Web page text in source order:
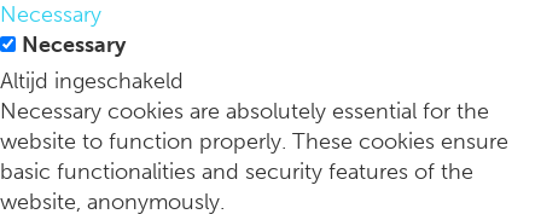
Belachelijk dat je stress krijgt van mensen die je ontvrienden
Necessary
Necessary
Altijd ingeschakeld
Necessary cookies are absolutely essential for the
website to function properly. These cookies ensure
basic functionalities and security features of the
website, anonymously.